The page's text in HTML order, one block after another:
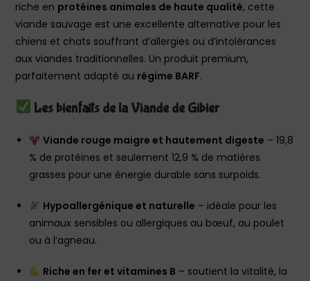
riche en protéines animales de haute qualité, cette
viande sauvage est une excellente alternative pour les
chiens et chats souffrant d’allergies ou d’intolérances
aux viandes traditionnelles. Un produit premium,
parfaitement adapté au régime BARF.
Les bienfaits de la Viande de Gibier
Viande rouge maigre et hautement digeste – 19,8
% de protéines et seulement 12,9 % de matières
grasses pour une énergie durable sans surpoids.
Hypoallergénique et naturelle – idéale pour les
animaux sensibles ou allergiques au bœuf, au poulet
ou à l’agneau.
Riche en fer et vitamines B – soutient la vitalité, la